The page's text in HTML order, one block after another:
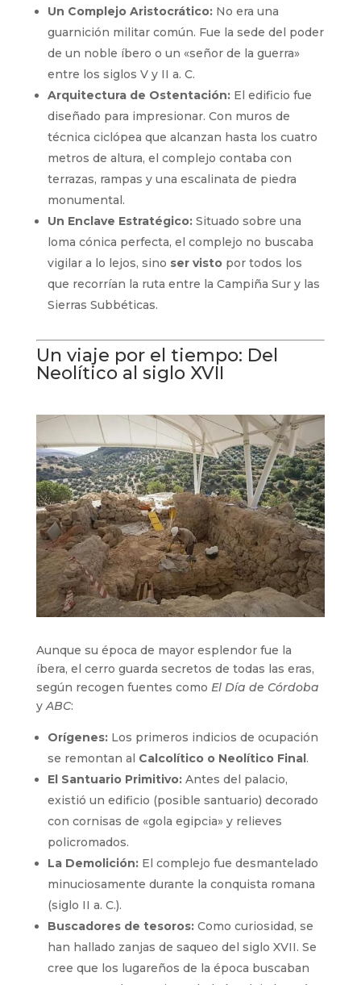
Un Complejo Aristocrático:No era una
guarnición militar común. Fue la sede del poder
de un noble íbero o un «señor de la guerra»
entre los siglos V y II a. C.
Arquitectura de Ostentación:El edificio fue
diseñado para impresionar. Con muros de
técnica ciclópea que alcanzan hasta los cuatro
metros de altura, el complejo contaba con
terrazas, rampas y una escalinata de piedra
monumental.
Un Enclave Estratégico:Situado sobre una
loma cónica perfecta, el complejo no buscaba
vigilar a lo lejos, sino ser vistopor todos los
que recorrían la ruta entre la Campiña Sur y las
Sierras Subbéticas.
Un viaje por el tiempo: Del
Neolítico al siglo XVII
Aunque su época de mayor esplendor fue la
íbera, el cerro guarda secretos de todas las eras,
según recogen fuentes como El Día de Córdoba
yABC:
Orígenes:Los primeros indicios de ocupación
se remontan al Calcolítico o Neolítico Final.
El Santuario Primitivo:Antes del palacio,
existió un edificio (posible santuario) decorado
con cornisas de «gola egipcia» y relieves
policromados.
La Demolición:El complejo fue desmantelado
minuciosamente durante la conquista romana
(siglo II a. C.).
Buscadores de tesoros:Como curiosidad, se
han hallado zanjas de saqueo del siglo XVII. Se
cree que los lugareños de la época buscaban